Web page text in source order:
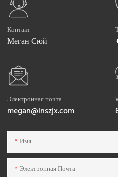
Контакт
Меган Сюй
Электронная почта
megan@lnszjx.com
Имя
Электронная Почта